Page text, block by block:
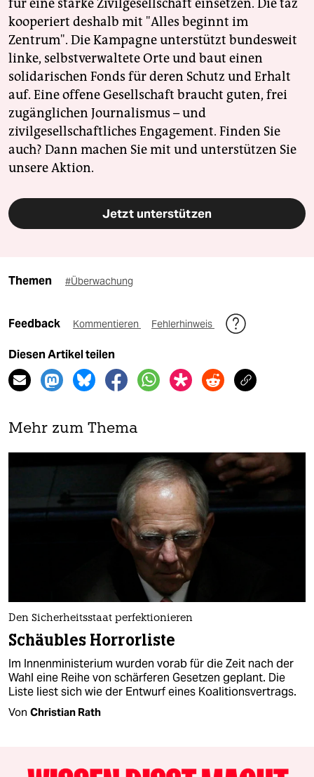
für eine starke Zivilgesellschaft einsetzen. Die taz
kooperiert deshalb mit "Alles beginnt im
Zentrum". Die Kampagne unterstützt bundesweit
linke, selbstverwaltete Orte und baut einen
solidarischen Fonds für deren Schutz und Erhalt
auf. Eine offene Gesellschaft braucht guten, frei
zugänglichen Journalismus – und
zivilgesellschaftliches Engagement. Finden Sie
auch? Dann machen Sie mit und unterstützen Sie
unsere Aktion.
Jetzt unterstützen
Themen #Überwachung
Feedback Kommentieren Fehlerhinweis
Diesen Artikel teilen
Mehr zum Thema
Den Sicherheitsstaat perfektionieren
Schäubles Horrorliste
Im Innenministerium wurden vorab für die Zeit nach der
Wahl eine Reihe von schärferen Gesetzen geplant. Die
Liste liest sich wie der Entwurf eines Koalitionsvertrags.
Von Christian Rath